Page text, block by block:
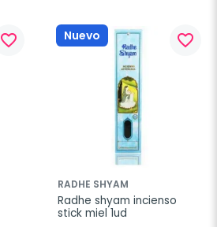
favorite_border Nuevo favorite_border
RADHE SHYAM
Radhe shyam incienso
stick miel 1ud